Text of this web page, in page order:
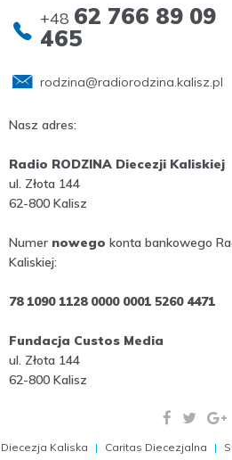
+48 62 766 89
465
rodzina@radiorodzina.kalisz.pl
Nasz adres:
Radio RODZINA Diecezji Kaliskiej
ul. Złota 144
62-800 Kalisz
Numer nowego konta bankowego
Kaliskiej:
78 1090 1128 0000 0001 5260 4471
Fundacja Custos Media
ul. Złota 144
62-800 Kalisz
Diecezja Kaliska Caritas Diecezjalna